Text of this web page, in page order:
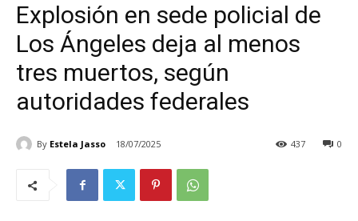
Explosión en sede policial de
Los Ángeles deja al menos
tres muertos, según
autoridades federales
By Estela Jasso 18/07/2025 0
437